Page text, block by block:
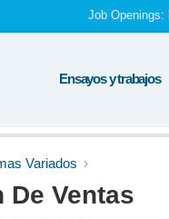
Job Openings:
Ensayos y trabajos
Variados
De Ventas